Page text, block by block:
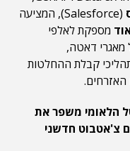
(Salesforce), המציעה
מספקת לאלפי
מאגרי דאטה,
קבלת ההחלטות
הלאומי משפראת
צ'אטבוט חדשני